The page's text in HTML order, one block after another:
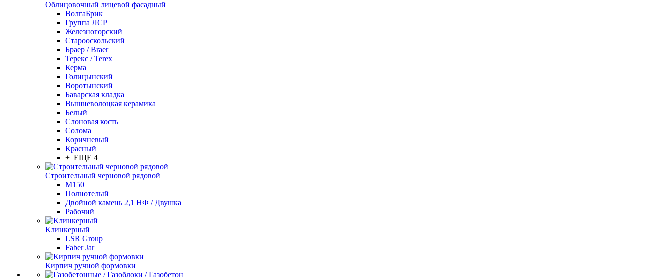
Облицовочный лицевой фасадный
ВолгаБрик
Группа ЛСР
Железногорский
Старооскольский
Браер / Braer
Терекс / Terex
Керма
Голицынский
Воротынский
Баварская кладка
Вышневолоцкая керамика
Белый
Слоновая кость
Солома
Коричневый
Красный
+ ЕЩЕ 4
Строительный черновой рядовой
М150
Полнотелый
Двойной камень 2,1 НФ / Двушка
Рабочий
Клинкерный
LSR Group
Faber Jar
Кирпич ручной формовки